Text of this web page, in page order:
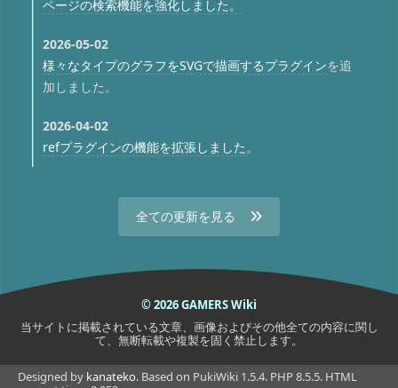
ページの検索機能を強化しました。
2026-05-02
様々なタイプのグラフをSVGで描画するプラグインを追
加しました。
2026-04-02
refプラグインの機能を拡張しました。
全ての更新を見る
© 2026 GAMERS Wiki
当サイトに掲載されている文章、画像およびその他全ての内容に関し
て、無断転載や複製を固く禁止します。
Designed by kanateko. Based on PukiWiki 1.5.4. PHP 8.5.5. HTML